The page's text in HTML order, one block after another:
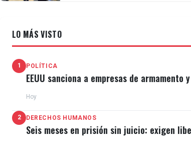
LO MÁS VISTO
1 POLÍTICA
EEUU sanciona a empresas de
Hoy
2 DERECHOS HUMANOS
Seis meses en prisión sin juicio: exigen